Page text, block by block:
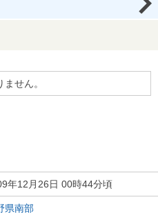
せん。
年12月26日 00時44分頃
県南部